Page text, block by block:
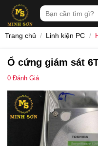
content
Tìm
kiếm:
Trang chủ / Linh kiện PC /
Ổ cứng giám sát
0 Đánh Giá